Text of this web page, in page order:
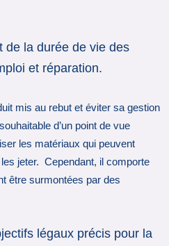
de la durée de vie des
et réparation.
mis au rebut et éviter sa gestion
d’un point de vue
les matériaux qui peuvent
jeter. Cependant, il comporte
être surmontées par des
légaux précis pour la